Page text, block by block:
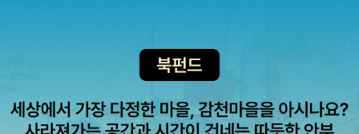
리뷰 보기 허균 최후의 19일 하, 리뷰 보기 동의보감은 중학교 교
과에도 나오기 때문에우리 아들도 중학교때 이 책을 읽었어요. 막내
는 아직 안 읽었.... 김훈 소설은 시대순으로 현의 노래, 칼의 노래, 남
한산성을 보고 소현과 최숙빈을 보면 좋을 듯. 남한산성 리뷰 보
사전적 개념이 약한 학생들을 위해 친절한 뜻풀이가 되어 있어 좋다.
먼저 관심있는 사람, 내가 아는 사람들의 글을 찾아 읽는 재미도 있다.
또한 어디선가 읽은 듯한 글도 많이 만날 수 있다. 어떤 직업을 가지든
글쓰기는 기본이란 것을 확인할 수 있다. 우리 아이들도 일기뿐 아니